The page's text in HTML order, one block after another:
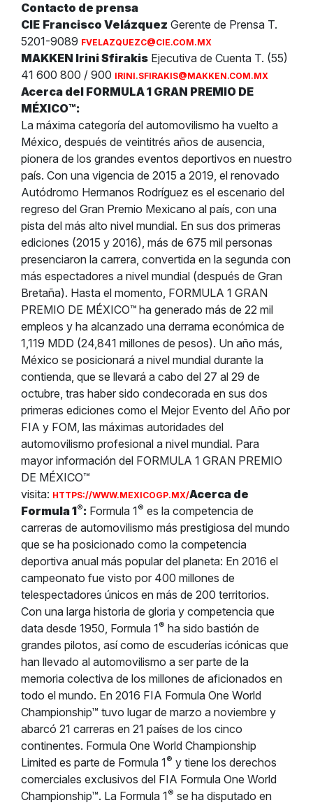
Contacto de prensa
CIE Francisco Velázquez Gerente de Prensa T.
5201-9089 FVELAZQUEZC@CIE.COM.MX
MAKKEN Irini Sfirakis Ejecutiva de Cuenta T. (55)
41 600 800 / 900 IRINI.SFIRAKIS@MAKKEN.COM.MX
Acerca del FORMULA 1 GRAN PREMIO DE
MÉXICO™:
La máxima categoría del automovilismo ha vuelto a
México, después de veintitrés años de ausencia,
pionera de los grandes eventos deportivos en nuestro
país. Con una vigencia de 2015 a 2019, el renovado
Autódromo Hermanos Rodríguez es el escenario del
regreso del Gran Premio Mexicano al país, con una
pista del más alto nivel mundial. En sus dos primeras
ediciones (2015 y 2016), más de 675 mil personas
presenciaron la carrera, convertida en la segunda con
más espectadores a nivel mundial (después de Gran
Bretaña). Hasta el momento, FORMULA 1 GRAN
PREMIO DE MÉXICO™ ha generado más de 22 mil
empleos y ha alcanzado una derrama económica de
1,119 MDD (24,841 millones de pesos). Un año más,
México se posicionará a nivel mundial durante la
contienda, que se llevará a cabo del 27 al 29 de
octubre, tras haber sido condecorada en sus dos
primeras ediciones como el Mejor Evento del Año por
FIA y FOM, las máximas autoridades del
automovilismo profesional a nivel mundial. Para
mayor información del FORMULA 1 GRAN PREMIO
DE MÉXICO™
visita: HTTPS://WWW.MEXICOGP.MX/Acerca de
Formula 1®: Formula 1® es la competencia de
carreras de automovilismo más prestigiosa del mundo
que se ha posicionado como la competencia
deportiva anual más popular del planeta: En 2016 el
campeonato fue visto por 400 millones de
telespectadores únicos en más de 200 territorios.
Con una larga historia de gloria y competencia que
data desde 1950, Formula 1® ha sido bastión de
grandes pilotos, así como de escuderías icónicas que
han llevado al automovilismo a ser parte de la
memoria colectiva de los millones de aficionados en
todo el mundo. En 2016 FIA Formula One World
Championship™ tuvo lugar de marzo a noviembre y
abarcó 21 carreras en 21 países de los cinco
continentes. Formula One World Championship
Limited es parte de Formula 1® y tiene los derechos
comerciales exclusivos del FIA Formula One World
Championship™. La Formula 1® se ha disputado en